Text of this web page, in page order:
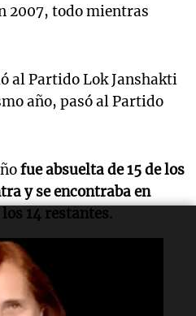
2007, todo mientras
al Partido Lok Janshakti
año, pasó al Partido
fue absuelta de 15 de los
y se encontraba en
14 restantes.
jefa del ala
para la